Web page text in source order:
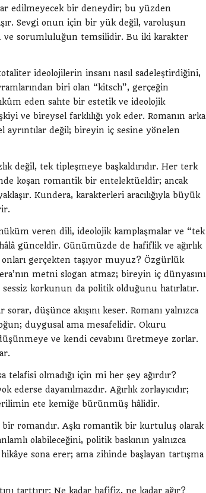
edilmeyecek bir deneydir; bu yüzden
Sevgi onun için bir yük değil, varoluşun
ve sorumluluğun temsilidir. Bu iki karakter
ideolojilerin insanı nasıl sadeleştirdiğini,
biri olan “kitsch”, gerçeğin
eden sahte bir estetik ve ideolojik
ve bireysel farklılığı yok eder. Romanın arka
ayrıntılar değil; bireyin iç sesine yönelen
değil, tek tipleşmeye başkaldırıdır. Her terk
koşan romantik bir entelektüeldir; ancak
Kundera, karakterleri aracılığıyla büyük
veren dili, ideolojik kamplaşmalar ve “tek
günceldir. Günümüzde de hafiflik ve ağırlık
gerçekten taşıyor muyuz? Özgürlük
metni slogan atmaz; bireyin iç dünyasını
sessiz korkunun da politik olduğunu hatırlatır.
düşünce akışını keser. Romanı yalnızca
duygusal ama mesafelidir. Okuru
ve kendi cevabını üretmeye zorlar.
telafisi olmadığı için mi her şey ağırdır?
ederse dayanılmazdır. Ağırlık zorlayıcıdır;
ete kemiğe bürünmüş hâlidir.
bir romandır. Aşkı romantik bir kurtuluş olarak
olabileceğini, politik baskının yalnızca
sona erer; ama zihinde başlayan tartışma
tarttırır: Ne kadar hafifiz, ne kadar ağır?